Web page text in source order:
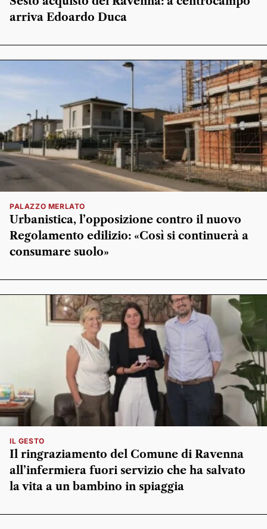
arriva Edoardo Duca
PALAZZO MERLATO
Urbanistica, l’opposizione contro il nuovo
Regolamento edilizio: «Così si continuerà a
consumare suolo»
IL GESTO
Il ringraziamento del Comune di Ravenna
all’infermiera fuori servizio che ha salvato
la vita a un bambino in spiaggia